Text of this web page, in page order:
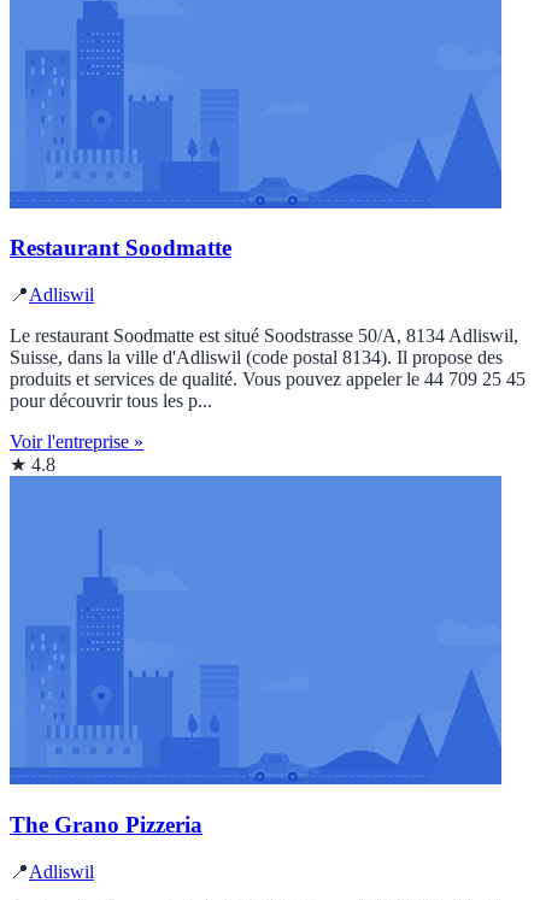
Restaurant Soodmatte
📍Adliswil
Le restaurant Soodmatte est situé Soodstrasse 50/A, 8134 Adliswil,
Suisse, dans la ville d'Adliswil (code postal 8134). Il propose des
produits et services de qualité. Vous pouvez appeler le 44 709 25 45
pour découvrir tous les p...
Voir l'entreprise »
★ 4.8
The Grano Pizzeria
📍Adliswil